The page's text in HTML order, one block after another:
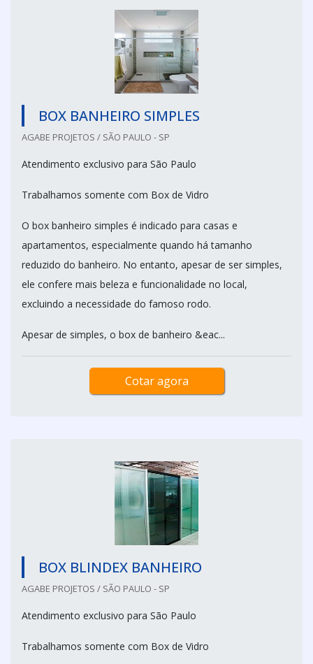
BOX BANHEIRO SIMPLES
AGABE PROJETOS / SÃO PAULO - SP
Atendimento exclusivo para São Paulo
Trabalhamos somente com Box de Vidro
O box banheiro simples é indicado para casas e
apartamentos, especialmente quando há tamanho
reduzido do banheiro. No entanto, apesar de ser simples,
ele confere mais beleza e funcionalidade no local,
excluindo a necessidade do famoso rodo.
Apesar de simples, o box de banheiro &eac...
Cotar agora
BOX BLINDEX BANHEIRO
AGABE PROJETOS / SÃO PAULO - SP
Atendimento exclusivo para São Paulo
Trabalhamos somente com Box de Vidro